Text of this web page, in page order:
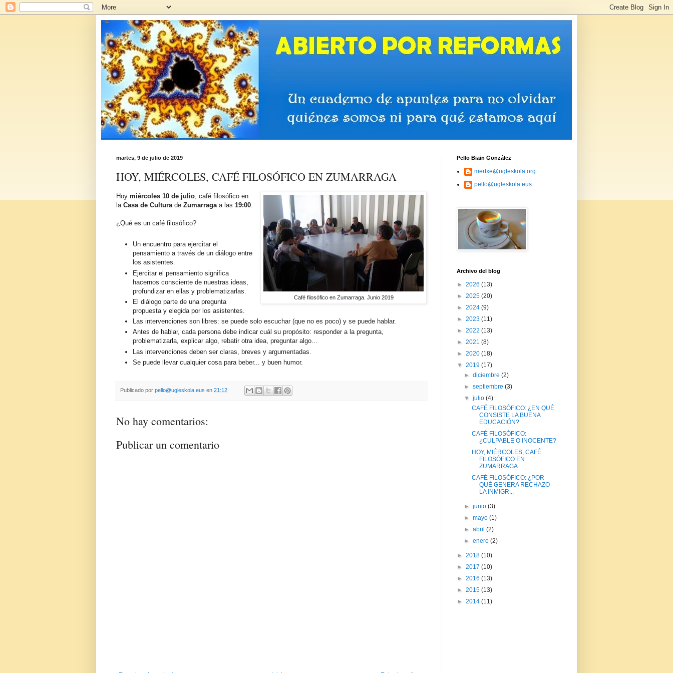
martes, 9 de julio de 2019
HOY, MIÉRCOLES, CAFÉ FILOSÓFICO EN ZUMARRAGA
Café filosófico en Zumarraga. Junio 2019
Hoy miércoles 10 de julio , café filosófico en
la Casa de Cultura de Zumarraga a las 19:00
¿Qué es un café filosófico?
Un encuentro para ejercitar el
pensamiento a través de un diálogo entre
los asistentes.
Ejercitar el pensamiento significa
hacernos consciente de nuestras ideas,
profundizar en ellas y problematizarlas.
El diálogo parte de una pregunta
propuesta y elegida por los asistentes.
Las intervenciones son libres: se puede solo escuchar (que no es poco) y se puede hablar.
Antes de hablar, cada persona debe indicar cuál su propósito: responder a la pregunta,
problematizarla, explicar algo, rebatir otra idea, preguntar algo...
Las intervenciones deben ser claras, breves y argumentadas.
Se puede llevar cualquier cosa para beber... y buen humor.
Publicado por pello@ugleskola.eus en 21:12
No hay comentarios:
Publicar un comentario
Pello Biain González
mertxe@ugleskola.org
pello@ugleskola.eus
Archivo del blog
► 2026 (13)
► 2025 (20)
► 2024 (9)
► 2023 (11)
► 2022 (13)
► 2021 (8)
► 2020 (18)
▼ 2019 (17)
►diciembre(2)
►septiembre(3)
▼julio(4)
CAFÉ FILOSÓFICO: ¿EN QUÉ
CONSISTE LA BUENA
EDUCACIÓN?
CAFÉ FILOSÓFICO:
¿CULPABLE O INOCENTE?
HOY, MIÉRCOLES, CAFÉ
FILOSÓFICO EN
ZUMARRAGA
CAFÉ FILOSÓFICO: ¿POR
QUÉ GENERA RECHAZO
LA INMIGR...
►junio(3)
►mayo(1)
►abril(2)
►enero(2)
► 2018 (10)
► 2017 (10)
► 2016 (13)
► 2015 (13)
► 2014 (11)